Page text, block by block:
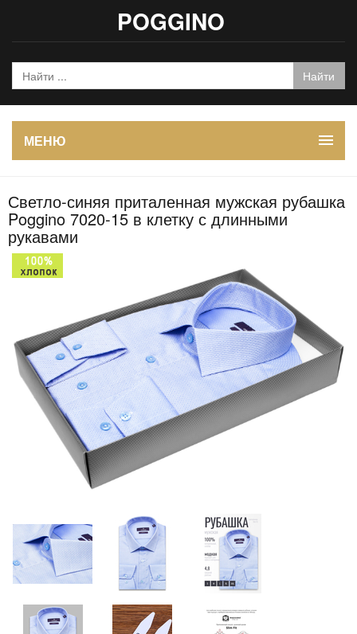
POGGINO
МЕНЮ
Светло-синяя приталенная мужская рубашка
Poggino 7020-15 в клетку с длинными
рукавами